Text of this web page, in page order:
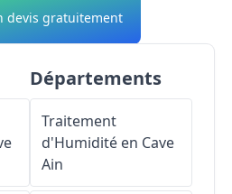
devis gratuitement
Départements
Traitement
d'Humidité en Cave
Ain